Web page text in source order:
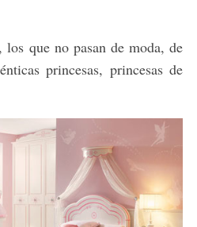
que no pasan de moda, de
princesas, princesas de